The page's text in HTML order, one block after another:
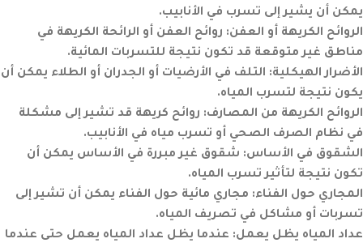
يمكن أن يشير إلى تسرب في الأنابيب.
الروائح الكريهة أو العفن: روائح العفن أو الرائحة الكريهة في
مناطق غير متوقعة قد تكون نتيجة للتسربات المائية.
الأضرار الهيكلية: التلف في الأرضيات أو الجدران أو الطلاء يمكن أن
يكون نتيجة لتسرب المياه.
الروائح الكريهة من المصارف: روائح كريهة قد تشير إلى مشكلة
في نظام الصرف الصحي أو تسرب مياه في الأنابيب.
الشقوق في الأساس: شقوق غير مبررة في الأساس يمكن أن
تكون نتيجة لتأثير تسرب المياه.
المجاري حول الفناء: مجاري مائية حول الفناء يمكن أن تشير إلى
تسربات أو مشاكل في تصريف المياه.
عداد المياه يظل يعمل: عندما يظل عداد المياه يعمل حتى عندما